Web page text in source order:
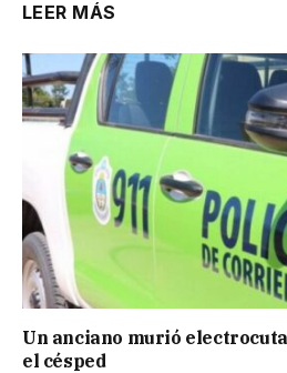
LEER MÁS
Un anciano murió
el césped